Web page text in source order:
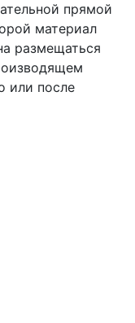
прямой
материал
размещаться
или после